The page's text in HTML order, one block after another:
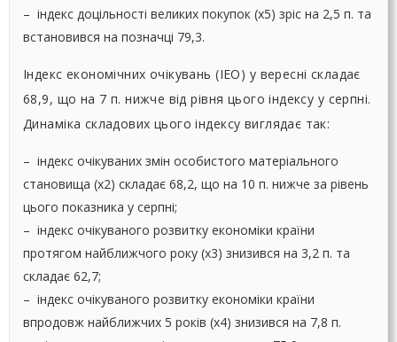
– індекс доцільності великих покупок (х5) зріс на 2,5 п. та
встановився на позначці 79,3.
Індекс економічних очікувань (ІЕО) у вересні складає
68,9, що на 7 п. нижче від рівня цього індексу у серпні.
Динаміка складових цього індексу виглядає так:
– індекс очікуваних змін особистого матеріального
становища (х2) складає 68,2, що на 10 п. нижче за рівень
цього показника у серпні;
– індекс очікуваного розвитку економіки країни
протягом найближчого року (х3) знизився на 3,2 п. та
складає 62,7;
– індекс очікуваного розвитку економіки країни
впродовж найближчих 5 років (х4) знизився на 7,8 п.